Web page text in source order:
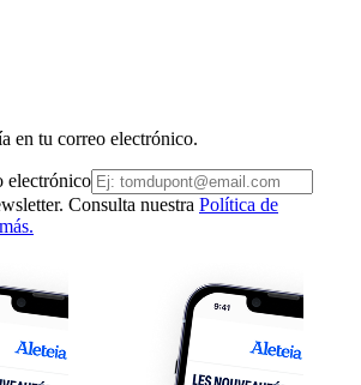
en tu correo electrónico.
electrónico
Consulta nuestra Política de